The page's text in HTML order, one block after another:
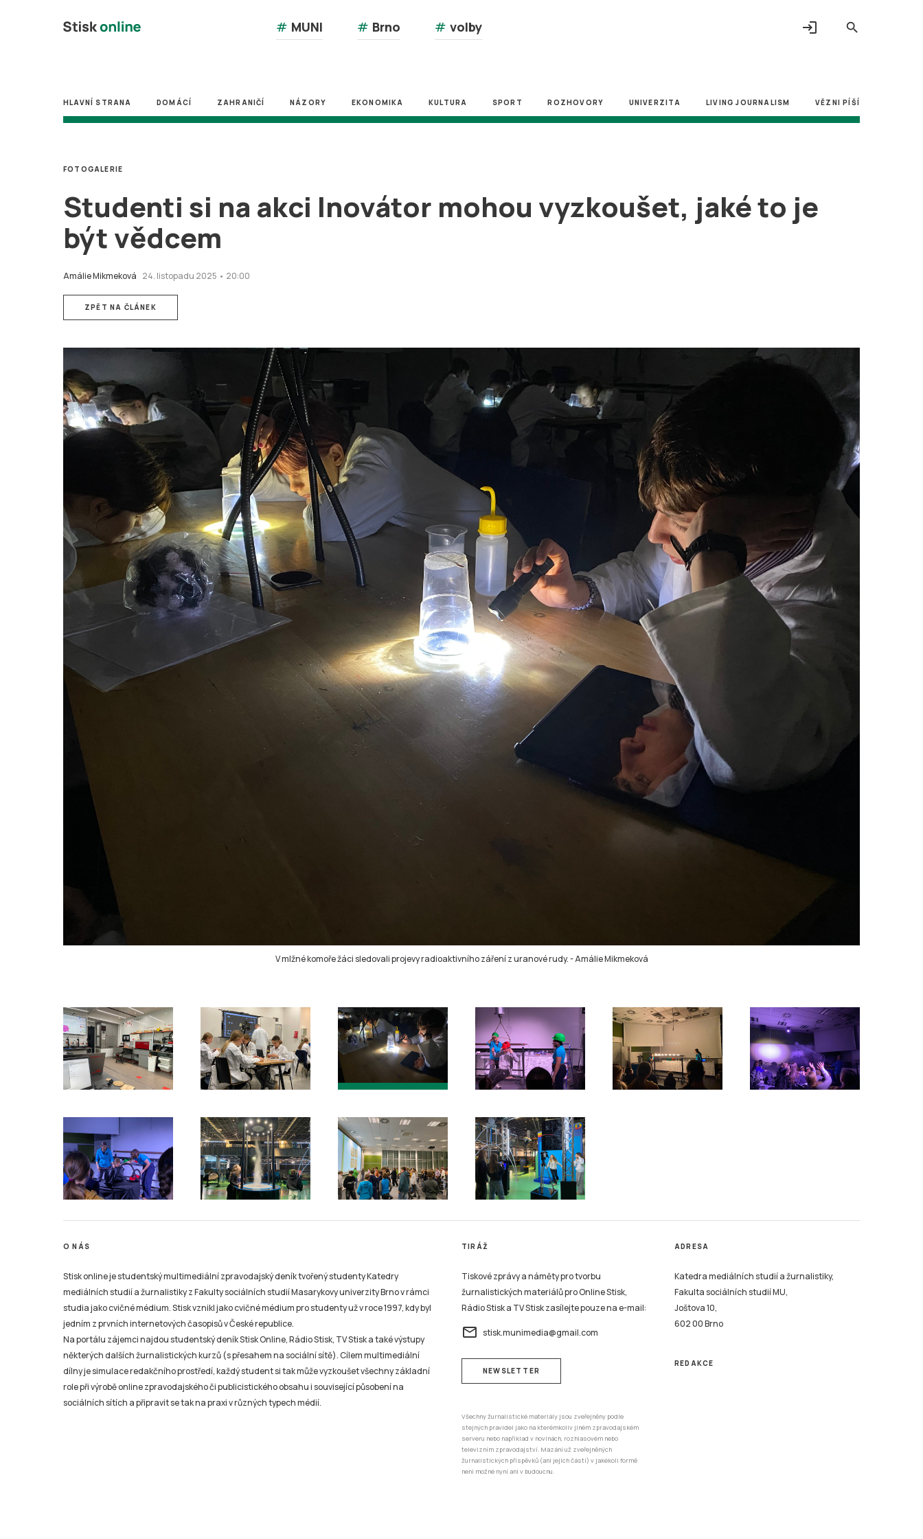
search
# MUNI # Brno # volby login
HLAVNÍ STRANA DOMÁCÍ ZAHRANIČÍ NÁZORY EKONOMIKA KULTURA SPORT ROZHOVORY UNIVERZITA LIVING JOURNALISM VĚZNI PÍŠÍ
Studenti si na akci Inovátor mohou vyzkoušet, jaké to je
být vědcem
Amálie Mikmeková 24. listopadu 2025 • 20:00
FOTOGALERIE
ZPĚT NA ČLÁNEK
V mlžné komoře žáci sledovali projevy radioaktivního záření z uranové rudy.-Amálie Mikmeková
O NÁS
Stisk online je studentský multimediální zpravodajský deník tvořený studenty Katedry
mediálních studií a žurnalistiky z Fakulty sociálních studií Masarykovy univerzity Brno v rámci
studia jako cvičné médium. Stisk vznikl jako cvičné médium pro studenty už v roce 1997, kdy byl
jedním z prvních internetových časopisů v České republice.
Na portálu zájemci najdou studentský deník Stisk Online, Rádio Stisk, TV Stisk a také výstupy
některých dalších žurnalistických kurzů (s přesahem na sociální sítě). Cílem multimediální
dílny je simulace redakčního prostředí, každý student si tak může vyzkoušet všechny základní
role při výrobě online zpravodajského či publicistického obsahu i související působení na
sociálních sítích a připravit se tak na praxi v různých typech médií.
TIRÁŽ
Tiskové zprávy a náměty pro tvorbu
žurnalistických materiálů pro Online Stisk,
Rádio Stisk a TV Stisk zasílejte pouze na e-mail:
email stisk.munimedia@gmail.com
NEWSLETTER
Všechny žurnalistické materiály jsou zveřejněny podle
stejných pravidel jako na kterémkoliv jiném zpravodajském
serveru nebo například v novinách, rozhlasovém nebo
televizním zpravodajství. Mazání už zveřejněných
žurnalistických příspěvků (ani jejich částí) v jakékoli formě
není možné nyní ani v budoucnu.
ADRESA
Katedra mediálních studií a žurnalistiky,
Fakulta sociálních studií MU,
Joštova 10,
602 00 Brno
REDAKCE